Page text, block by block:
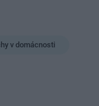
v domácnosti